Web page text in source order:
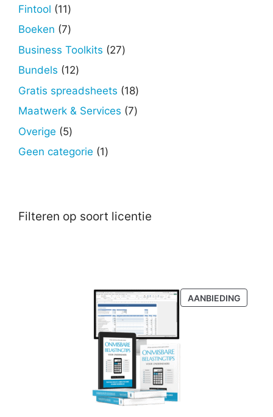
Fintool 1111
producten
Boeken 77
producten
Business Toolkits 2727
Bundels 1212
producten
Gratis spreadsheets 1818
producten
Maatwerk & Services 77
Overige 55
producten
Geen categorie 11
Filteren op soort licentie
AANBIEDING
IN